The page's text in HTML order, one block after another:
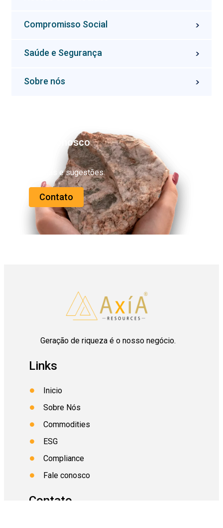
Compromisso Social
Saúde e Segurança
Sobre nós
Fale conosco
Dúvidas e sugestões:
Contato
Geração de riqueza é o nosso negócio.
Links
Inicio
Sobre Nós
Commodities
ESG
Compliance
Fale conosco
Contato